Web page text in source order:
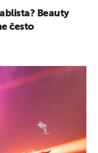
Beauty
često